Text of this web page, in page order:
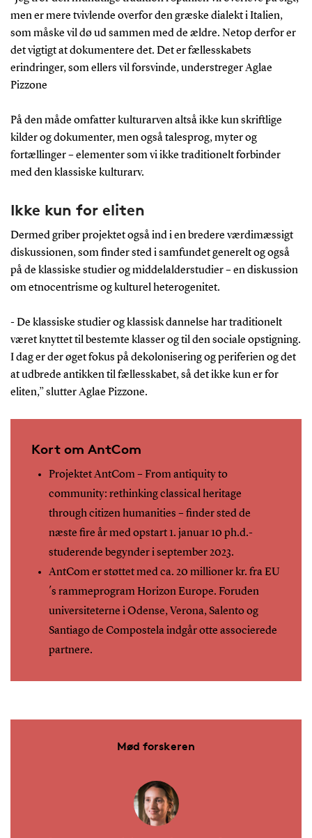
men er mere tvivlende overfor den græske dialekt i Italien,
som måske vil dø ud sammen med de ældre. Netop derfor er
det vigtigt at dokumentere det. Det er fællesskabets
erindringer, som ellers vil forsvinde, understreger Aglae
Pizzone
På den måde omfatter kulturarven altså ikke kun skriftlige
kilder og dokumenter, men også talesprog, myter og
fortællinger – elementer som vi ikke traditionelt forbinder
med den klassiske kulturarv.
Ikke kun for eliten
Dermed griber projektet også ind i en bredere værdimæssigt
diskussionen, som finder sted i samfundet generelt og også
på de klassiske studier og middelalderstudier – en diskussion
om etnocentrisme og kulturel heterogenitet.
- De klassiske studier og klassisk dannelse har traditionelt
været knyttet til bestemte klasser og til den sociale opstigning.
I dag er der øget fokus på dekolonisering og periferien og det
at udbrede antikken til fællesskabet, så det ikke kun er for
eliten,” slutter Aglae Pizzone.
Kort om AntCom
Projektet AntCom – From antiquity to
community: rethinking classical heritage
through citizen humanities – finder sted de
næste fire år med opstart 1. januar 10 ph.d.-
studerende begynder i september 2023.
AntCom er støttet med ca. 20 millioner kr. fra EU
´s rammeprogram Horizon Europe. Foruden
universiteterne i Odense, Verona, Salento og
Santiago de Compostela indgår otte associerede
partnere.
Mød forskeren